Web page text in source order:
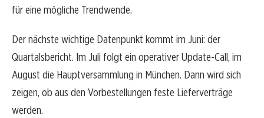
für eine mögliche Trendwende.
Der nächste wichtige Datenpunkt kommt im Juni: der
Quartalsbericht. Im Juli folgt ein operativer Update-Call, im
August die Hauptversammlung in München. Dann wird sich
zeigen, ob aus den Vorbestellungen feste Lieferverträge
werden.